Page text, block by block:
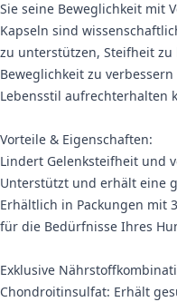
Sie seine Beweglichkeit mit
Kapseln sind
zu unterstützen, Steifheit
Beweglichkeit zu
Lebensstil aufrechterhalten
Vorteile & Eigenschaften:
Lindert Gelenksteifheit und
Unterstützt und erhält eine
Erhältlich in Packungen mit
für die Bedürfnisse Ihres
Exklusive
Chondroitinsulfat: Erhält